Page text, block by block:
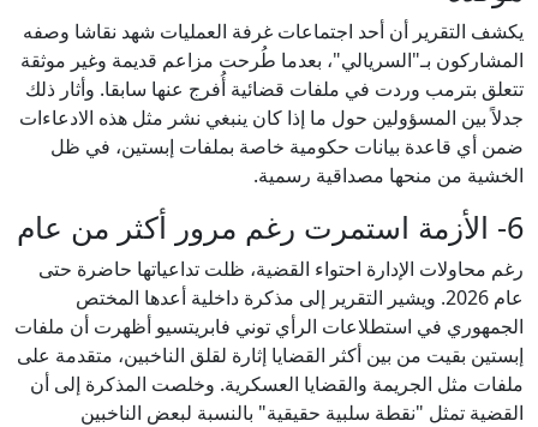
يكشف التقرير أن أحد اجتماعات غرفة العمليات شهد نقاشا وصفه
المشاركون بـ"السريالي"، بعدما طُرحت مزاعم قديمة وغير موثقة
تتعلق بترمب وردت في ملفات قضائية أُفرج عنها سابقا. وأثار ذلك
جدلاً بين المسؤولين حول ما إذا كان ينبغي نشر مثل هذه الادعاءات
ضمن أي قاعدة بيانات حكومية خاصة بملفات إبستين، في ظل
الخشية من منحها مصداقية رسمية.
6- الأزمة استمرت رغم مرور أكثر من عام
رغم محاولات الإدارة احتواء القضية، ظلت تداعياتها حاضرة حتى
عام 2026. ويشير التقرير إلى مذكرة داخلية أعدها المختص
الجمهوري في استطلاعات الرأي توني فابريتسيو أظهرت أن ملفات
إبستين بقيت من بين أكثر القضايا إثارة لقلق الناخبين، متقدمة على
ملفات مثل الجريمة والقضايا العسكرية. وخلصت المذكرة إلى أن
القضية تمثل "نقطة سلبية حقيقية" بالنسبة لبعض الناخبين